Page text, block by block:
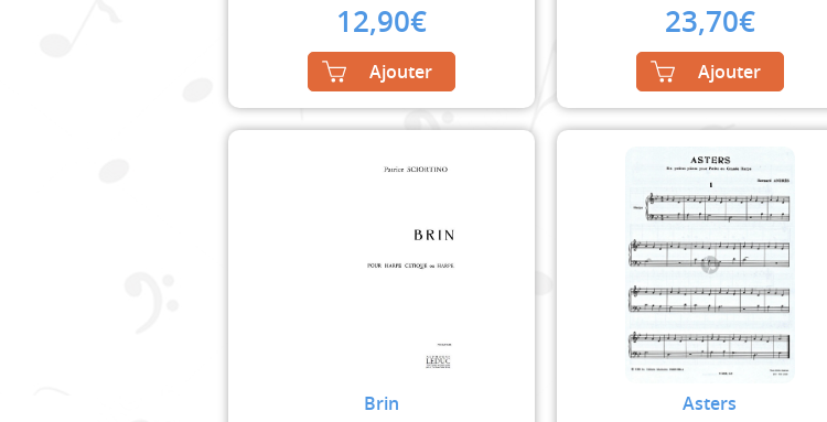
12,90€
Ajouter
23,70€
Ajouter
Brin
Asters